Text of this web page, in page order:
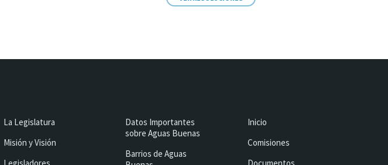
La Legislatura
Misión y Visión
Datos Importantes
sobre Aguas Buenas
Barrios de Aguas
Inicio
Comisiones